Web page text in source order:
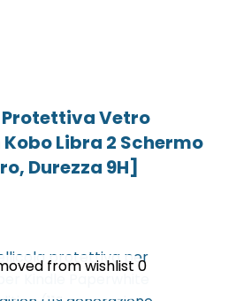
Vetro
Libra 2 Schermo
Durezza 9H]
from wishlist 0
from wishlist 0